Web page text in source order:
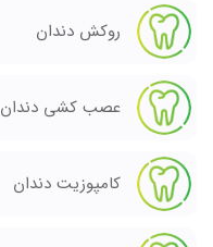
روکش دندان
عصب کشی دندان
کامپوزیت دندان